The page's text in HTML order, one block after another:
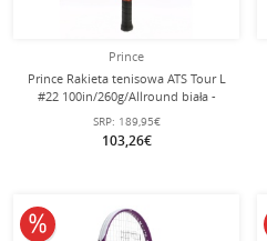
Prince
Prince Rakieta tenisowa ATS Tour L
#22 100in/260g/Allround biała -
SRP: 189,95€
103,26€
10% obniżone